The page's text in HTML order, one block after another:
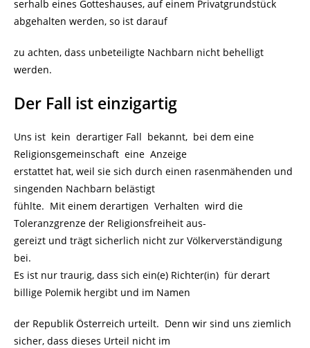
serhalb eines Gotteshauses, auf einem Privatgrundstück
abgehalten werden, so ist darauf
zu achten, dass unbeteiligte Nachbarn nicht behelligt
werden.
Der Fall ist einzigartig
Uns ist kein derartiger Fall bekannt, bei dem eine
Religionsgemeinschaft eine Anzeige
erstattet hat, weil sie sich durch einen rasenmähenden und
singenden Nachbarn belästigt
fühlte. Mit einem derartigen Verhalten wird die
Toleranzgrenze der Religionsfreiheit aus-
gereizt und trägt sicherlich nicht zur Völkerverständigung
bei.
Es ist nur traurig, dass sich ein(e) Richter(in) für derart
billige Polemik hergibt und im Namen
der Republik Österreich urteilt. Denn wir sind uns ziemlich
sicher, dass dieses Urteil nicht im